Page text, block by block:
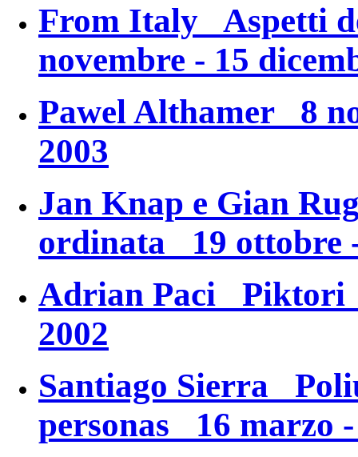
From Italy Aspetti
novembre - 15
Pawel Althamer 8
2003
Jan Knap e Gian
ordinata 19 ottobre
Adrian Paci Piktori
2002
Santiago Sierra
personas 16 marzo -